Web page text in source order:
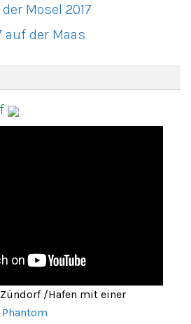
Mosel 2017
auf der Maas
/Hafen mit einer